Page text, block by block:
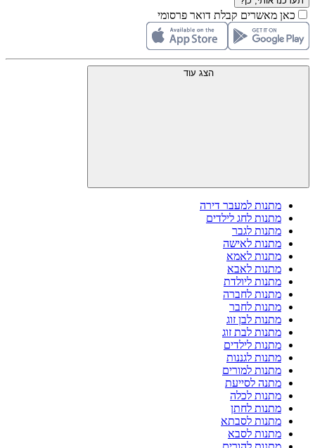
כאן מאשרים קבלת דואר פרסומי
הצג עוד
מתנות למעבר דירה
מתנות לחג לילדים
מתנות לגבר
מתנות לאישה
מתנות לאמא
מתנות לאבא
מתנות ליולדת
מתנות לחברה
מתנות לחבר
מתנות לבן זוג
מתנות לבת זוג
מתנות לילדים
מתנות לגננות
מתנות למורים
מתנה לסייעת
מתנות לכלה
מתנות לחתן
מתנות לסבתא
מתנות לסבא